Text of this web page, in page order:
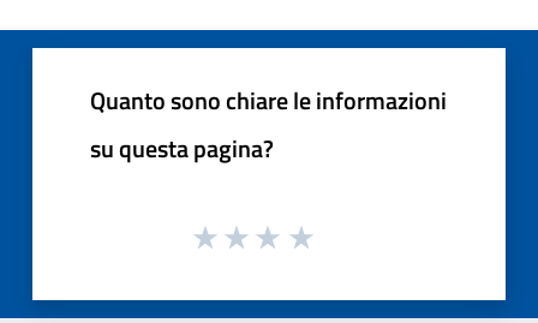
Quanto sono chiare le informazioni
su questa pagina?